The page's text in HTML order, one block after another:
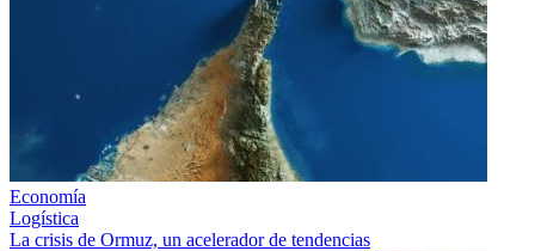
Economía
Logística
La crisis de Ormuz, un acelerador de tendencias